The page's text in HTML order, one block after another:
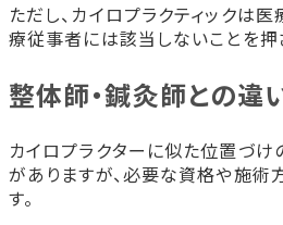
ただし、カイロプラクティックは
療従事者には該当しないことを押
整体師・鍼灸師との違
カイロプラクターに似た位置づ
がありますが、必要な資格や施術
す。